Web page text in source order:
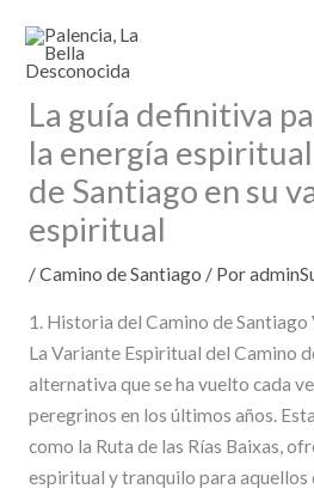
contenido
La guía definitiva
la energía
de Santiago en su
espiritual
/Camino de Santiago / Por
1. Historia del Camino de
La Variante Espiritual del Camino
alternativa que se ha vuelto cada
peregrinos en los últimos años.
como la Ruta de las Rías Baixas,
espiritual y tranquilo para aquellos